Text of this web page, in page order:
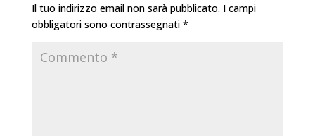
Il tuo indirizzo email non sarà pubblicato. I campi
obbligatori sono contrassegnati *